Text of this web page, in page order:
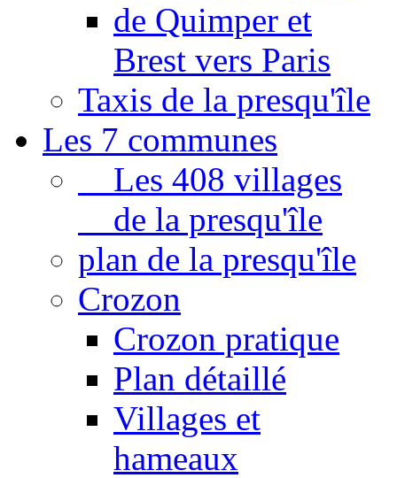
de Quimper et
Brest vers Paris
Taxis de la presqu'île
Les 7 communes
Les 408 villages
de la presqu'île
plan de la presqu'île
Crozon
Crozon pratique
Plan détaillé
Villages et
hameaux